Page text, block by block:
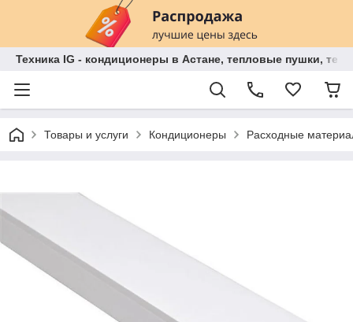
Техника IG - кондиционеры в Астане, тепловые пушки,
Товары и услуги Кондиционеры Расходные